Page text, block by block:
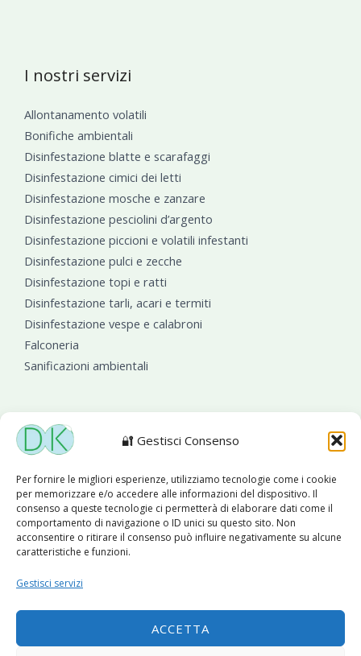
🔐 Gestisci Consenso
Per fornire le migliori esperienze, utilizziamo tecnologie come i cookie
per memorizzare e/o accedere alle informazioni del dispositivo. Il
consenso a queste tecnologie ci permetterà di elaborare dati come il
comportamento di navigazione o ID unici su questo sito. Non
acconsentire o ritirare il consenso può influire negativamente su alcune
caratteristiche e funzioni.
Gestisci servizi
ACCETTA
I nostri servizi
Allontanamento volatili
Bonifiche ambientali
Disinfestazione blatte e scarafaggi
Disinfestazione cimici dei letti
Disinfestazione mosche e zanzare
Disinfestazione pesciolini d’argento
Disinfestazione piccioni e volatili infestanti
Disinfestazione pulci e zecche
Disinfestazione topi e ratti
Disinfestazione tarli, acari e termiti
Disinfestazione vespe e calabroni
Falconeria
Sanificazioni ambientali
Diseko Group è sponsor del PISA S.C.